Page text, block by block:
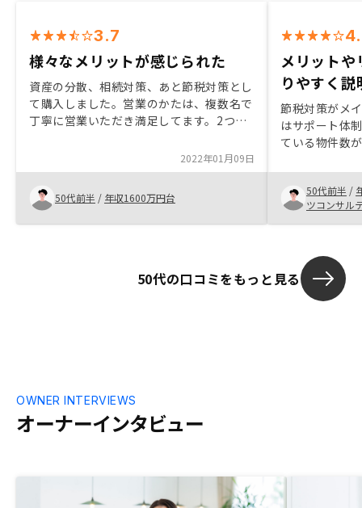
3.7
様々なメリットが感じられた
資産の分散、相続対策、あと節税対策とし
て購入しました。営業のかたは、複数名で
丁寧に営業いただき満足してます。2つ目
できないと言われた。また同じような書類
の準備やローン審査における面談などがあ
ると思うと少々面倒に感じる。
2022年01月09日
50代前半 / 年収1600万円台
メリット
りやすく
節税対策がメ
はサポート体
ている物件数
のリスクを軽
2つの点は他
知り合いにも
50代前半 /
ツコンサル
50代の口コミをもっと見る
オーナーインタビュー
OWNER INTERVIEWS